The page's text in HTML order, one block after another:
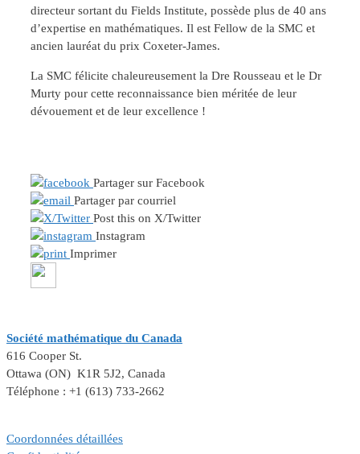
directeur sortant du Fields Institute, possède plus de 40 ans
d’expertise en mathématiques. Il est Fellow de la SMC et
ancien lauréat du prix Coxeter-James.
La SMC félicite chaleureusement la Dre Rousseau et le Dr
Murty pour cette reconnaissance bien méritée de leur
dévouement et de leur excellence !
Partager sur Facebook
Partager par courriel
Post this on X/Twitter
Instagram
Imprimer
Société mathématique du Canada
616 Cooper St.
Ottawa (ON) K1R 5J2, Canada
Téléphone : +1 (613) 733-2662
Coordonnées détaillées